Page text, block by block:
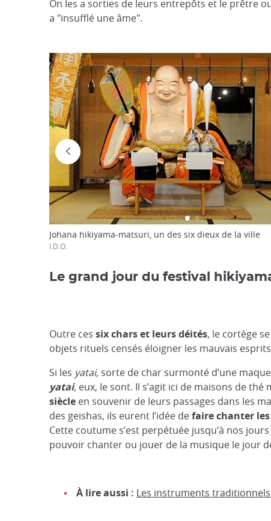
On les a sorties de leurs entrepôts et le prêtre
a "insufflé une âme".
Johana hikiyama-matsuri, un des six dieux de la ville
I.D.O.
Le grand jour du festival
Outre ces six chars et leurs déités, le cortège
objets rituels censés éloigner les mauvais
Si les yatai, sorte de char surmonté d’une
yatai, eux, le sont. Il s’agit ici de maisons de
siècle en souvenir de leurs passages dans les
des geishas, ils eurent l’idée defaire chanter
Cette coutume s’est perpétuée jusqu’à nos
pouvoir chanter ou jouer de la musique le jour
À lire aussi : Les instruments traditionnels